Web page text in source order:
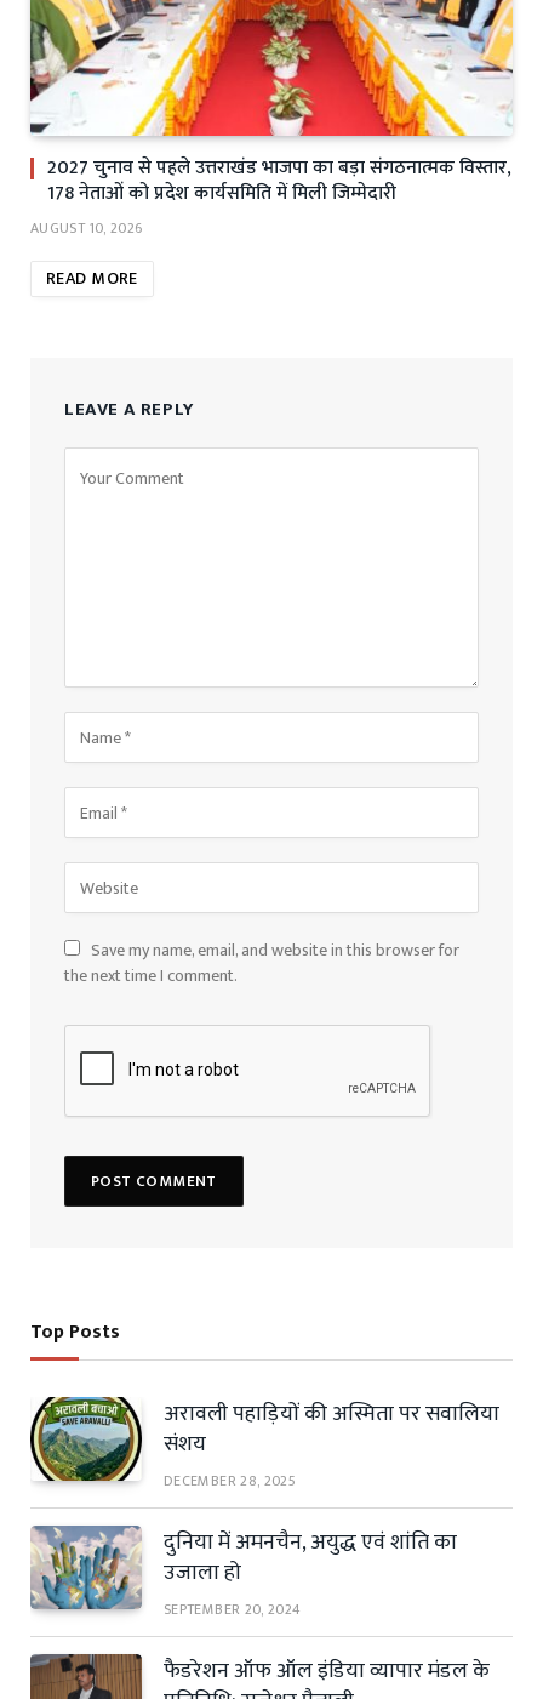
2027 चुनाव से पहले उत्तराखंड भाजपा का बड़ा संगठनात्मक विस्तार,
178 नेताओं को प्रदेश कार्यसमिति में मिली जिम्मेदारी
AUGUST 10, 2026
READ MORE
LEAVE A REPLY
Save my name, email, and website in this browser for
the next time I comment.
Top Posts
अरावली पहाड़ियों की अस्मिता पर सवालिया
संशय
DECEMBER 28, 2025
दुनिया में अमनचैन, अयुद्ध एवं शांति का
उजाला हो
SEPTEMBER 20, 2024
फैडरेशन ऑफ ऑल इंडिया व्यापार मंडल के